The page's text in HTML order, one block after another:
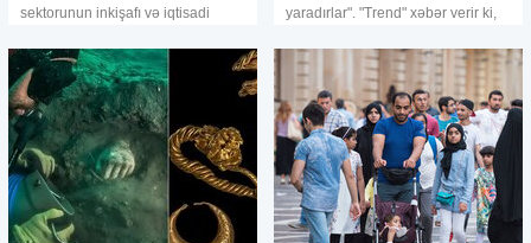
sektorunun inkişafı və iqtisadi
istiqamətlərdəndir"
yaradırlar". "Trend" xəbər verir ki,
Agentliklər